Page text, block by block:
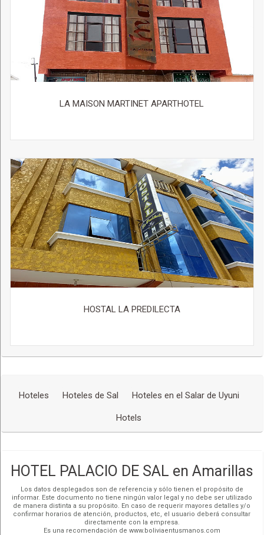
Dólares Americanos (USD)
Nuestro Restaurante “El Mesón” de concepto elegante y
señorial brinda una variedad de platos cuya elaboración
se basa en ingredientes típicos de la zona, llama, quinua,
pollo a la sal. Degusta de estas delicias gourmet hasta
las 21 hrs.
“Autentico, intenso e inolvidable”
carácter y mucho estilo: El desierto de sal más grande del
mundo los espera para vivir una experiencia que para ti y los
tuyos recuerden este gran día para siempre.
Nuestros Servicios:
Antes de la Boda
El Gran Día
Recién casados – Luna de Miel
Servicios adicionales: Música, Flores, Cena de gala
privada, Fiesta, Cóctel party, Sesión de fotos y/o vídeo
Fue nombrado como uno de losHoteles
revista Travel And Leisure.
LA MAISON MARTINET APARTHOTEL
HOSTAL LA PREDILECTA
Hoteles Hoteles de Sal Hoteles en el Salar de Uyuni
Hotels
HOTEL PALACIO DE SAL en Amarillas
Los datos desplegados son de referencia y sólo tienen el propósito de
informar. Este documento no tiene ningún valor legal y no debe ser utilizado
de manera distinta a su propósito. En caso de requerir mayores detalles y/o
confirmar horarios de atención, productos, etc, el usuario deberá consultar
directamente con la empresa.
Es una recomendación de www.boliviaentusmanos.com